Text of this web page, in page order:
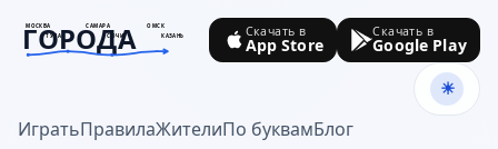
МОСКВА САМАРА
ОМСК
ТУЛА
СОЧИ КАЗАНЬ
ГОРОДА
goroda-na.ru
ИгратьПравилаЖителиПо буквамБлог
Скачать в
App Store
Скачать в
Google Play